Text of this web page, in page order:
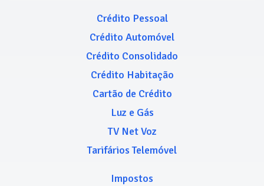
Crédito Pessoal
Crédito Automóvel
Crédito Consolidado
Crédito Habitação
Cartão de Crédito
Luz e Gás
TV Net Voz
Tarifários Telemóvel
Impostos